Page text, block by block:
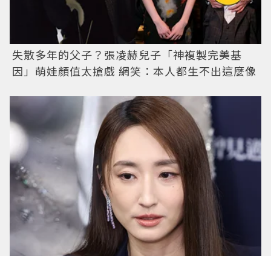
失散多年的父子？張凌赫兒子「神複製完美基
因」萌娃顏值太搶戲 網笑：本人都生不出這麼像